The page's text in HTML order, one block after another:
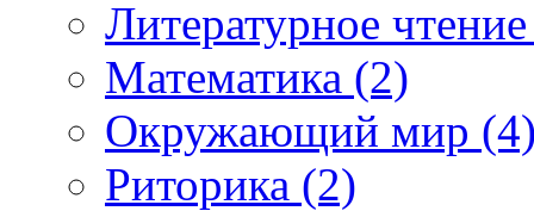
Литературное
Математика (2)
Окружающий мир
Риторика (2)